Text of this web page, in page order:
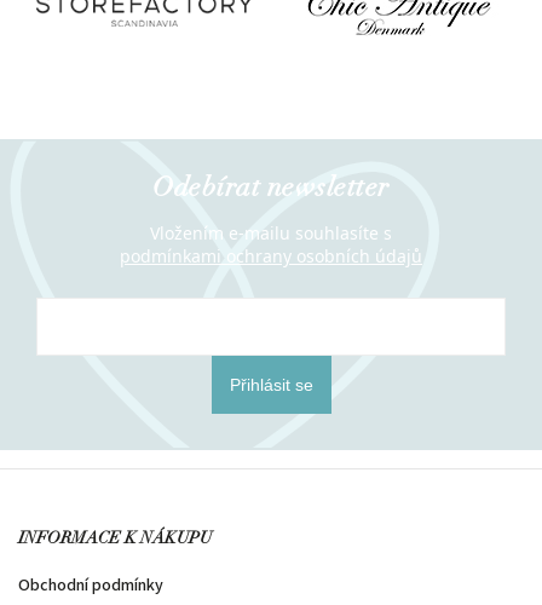
Odebírat newsletter
Vložením e-mailu souhlasíte s
podmínkami ochrany osobních údajů
Přihlásit se
INFORMACE K NÁKUPU
Obchodní podmínky